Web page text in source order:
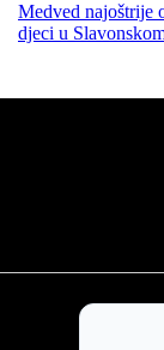
Medved najoštrije
djeci u